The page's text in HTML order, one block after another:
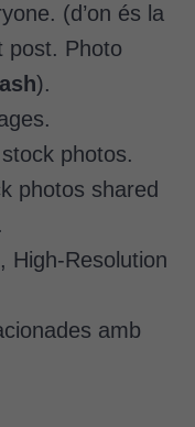
(d’on és la
post. Photo
).
photos.
photos shared
High-Resolution
amb